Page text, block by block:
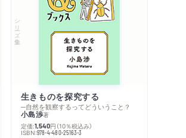
シリーズ・全集
生きものを探究する
─自然を観察するってどういうこと？
小島渉著
定価:1,540円 （10％税込み）
ISBN:978-4-480-25163-3